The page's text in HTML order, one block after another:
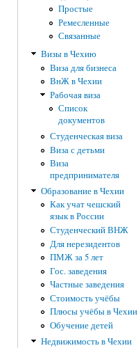
Простые
Ремесленные
Связанные
Визы в Чехию
Виза для бизнеса
ВнЖ в Чехии
Рабочая виза
Список
документов
Студенческая виза
Виза с детьми
Виза
предпринимателя
Образование в Чехии
Как учат чешский
язык в России
Студенческий ВНЖ
Для нерезидентов
ПМЖ за 5 лет
Гос. заведения
Частные заведения
Стоимость учёбы
Плюсы учёбы в Чехии
Обучение детей
Недвижимость в Чехии